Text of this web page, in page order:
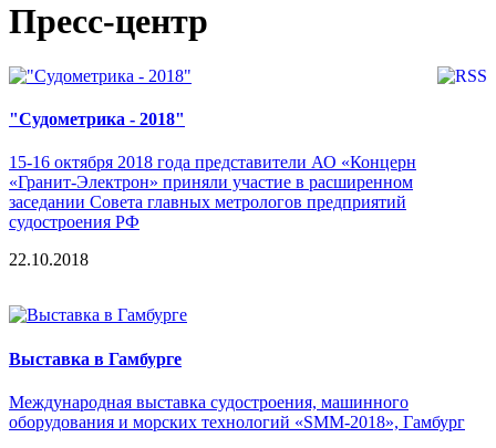
Пресс-центр
"Судометрика - 2018"
15-16 октября 2018 года представители АО «Концерн
«Гранит-Электрон» приняли участие в расширенном
заседании Совета главных метрологов предприятий
судостроения РФ
22.10.2018
Выставка в Гамбурге
Международная выставка судостроения, машинного
оборудования и морских технологий «SMM-2018», Гамбург